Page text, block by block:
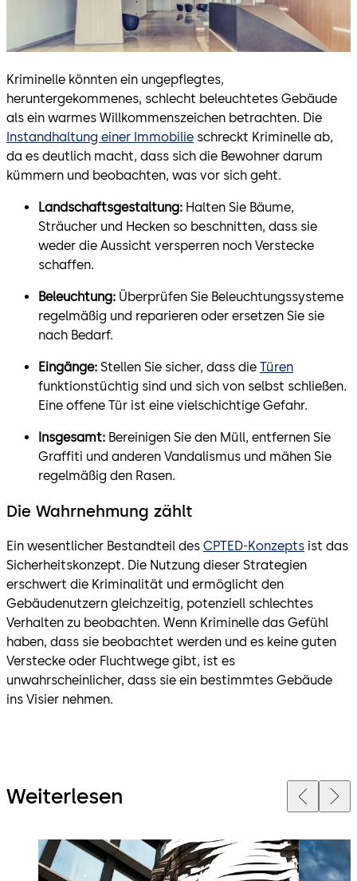
Kriminelle könnten ein ungepflegtes,
heruntergekommenes, schlecht beleuchtetes Gebäude
als ein warmes Willkommenszeichen betrachten. Die
Instandhaltung einer Immobilie schreckt Kriminelle ab,
da es deutlich macht, dass sich die Bewohner darum
kümmern und beobachten, was vor sich geht.
Landschaftsgestaltung: Halten Sie Bäume,
Sträucher und Hecken so beschnitten, dass sie
weder die Aussicht versperren noch Verstecke
schaffen.
Beleuchtung: Überprüfen Sie Beleuchtungssysteme
regelmäßig und reparieren oder ersetzen Sie sie
nach Bedarf.
Eingänge: Stellen Sie sicher, dass die Türen
funktionstüchtig sind und sich von selbst schließen.
Eine offene Tür ist eine vielschichtige Gefahr.
Insgesamt: Bereinigen Sie den Müll, entfernen Sie
Graffiti und anderen Vandalismus und mähen Sie
regelmäßig den Rasen.
Die Wahrnehmung zählt
Ein wesentlicher Bestandteil des CPTED-Konzepts ist das
Sicherheitskonzept. Die Nutzung dieser Strategien
erschwert die Kriminalität und ermöglicht den
Gebäudenutzern gleichzeitig, potenziell schlechtes
Verhalten zu beobachten. Wenn Kriminelle das Gefühl
haben, dass sie beobachtet werden und es keine guten
Verstecke oder Fluchtwege gibt, ist es
unwahrscheinlicher, dass sie ein bestimmtes Gebäude
ins Visier nehmen.
Weiterlesen